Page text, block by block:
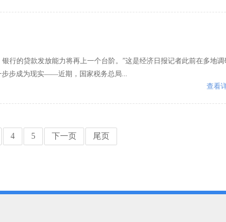
的贷款发放能力将再上一个台阶。”这是经济日报记者此前在多地调
步步成为现实——近期，国家税务总局...
查看
4 5 下一页 尾页